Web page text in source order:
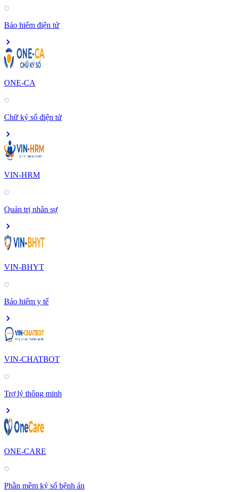
Bảo hiểm điện tử
ONE-CA
Chữ ký số điện tử
VIN-HRM
Quản trị nhân sự
VIN-BHYT
Bảo hiểm y tế
VIN-CHATBOT
Trợ lý thông minh
ONE-CARE
Phần mềm ký số bệnh án